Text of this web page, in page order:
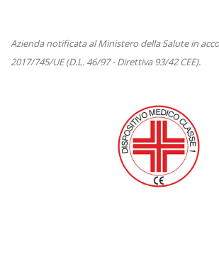
Azienda notificata al Ministero della Salute in
2017/745/UE (D.L. 46/97 - Direttiva 93/42 CEE).